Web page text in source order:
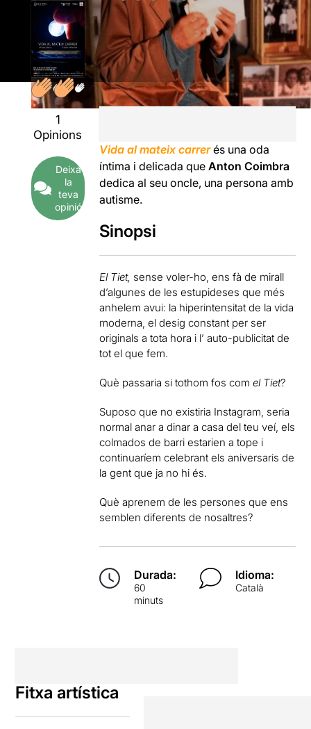
1
Opinions
Deixa
la
teva
opinió
Vida al mateix carrerés una oda
íntima i delicada que Anton Coimbra
dedica al seu oncle, una persona amb
autisme.
Sinopsi
El Tiet, sense voler-ho, ens fà de mirall
d’algunes de les estupideses que més
anhelem avui: la hiperintensitat de la vida
moderna, el desig constant per ser
originals a tota hora i l’ auto-publicitat de
tot el que fem.
Què passaria si tothom fos comel Tiet?
Suposo que no existiria Instagram, seria
normal anar a dinar a casa del teu veí, els
colmados de barri estarien a tope i
continuaríem celebrant els aniversaris de
la gent que ja no hi és.
Què aprenem de les persones que ens
semblen diferents de nosaltres?
Durada:
60
minuts
Idioma:
Català
Fitxa artística